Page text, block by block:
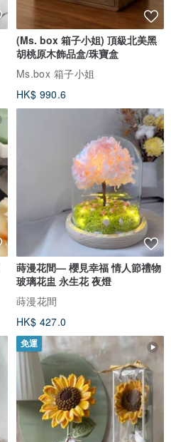
(Ms. box 箱子小姐) 頂級北美黑
胡桃原木飾品盒/珠寶盒
Ms.box 箱子小姐
HK$ 990.6
蒔漫花間— 櫻見幸福 情人節禮物
玻璃花盅 永生花 夜燈
蒔漫花間
HK$ 427.0
免運